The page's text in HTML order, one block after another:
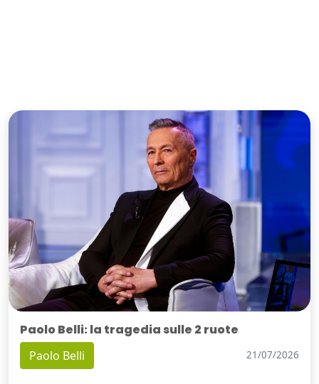
Paolo Belli: la tragedia sulle 2 ruote
Paolo Belli 21/07/2026